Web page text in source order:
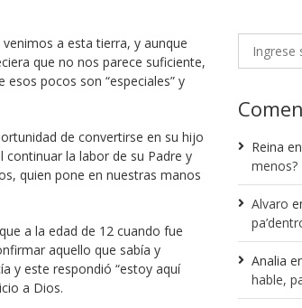
a esta tierra, y aunque
que no nos parece suficiente,
pocos son “especiales” y
de convertirse en su hijo
la labor de su Padre y
quien pone en nuestras manos
a la edad de 12 cuando fue
aquello que sabía y
y este respondió “estoy aquí
a Dios.
Reina en
menos?
Alvaro
Analia
hable,